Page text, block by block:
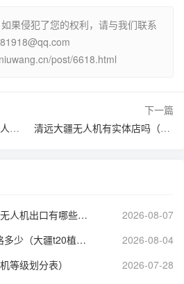
果侵犯了您的权利，请与我们联系
post/6618.html
无人机多光谱巡查罂粟（无人机排查罂粟）
下一篇
清远大疆无人机有实体店吗（清远大疆无人机有实体店吗多少钱）
无人机出口管制大疆（大疆无人机出口有哪些管制）
2026-08-07
大疆t20植保无人机全套价格多少（大疆t20植保无人机技术参数）
2026-08-04
等级划分表）
2026-07-28